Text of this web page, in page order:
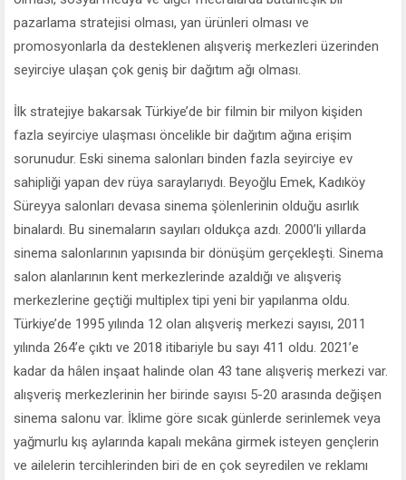
pazarlama stratejisi olması, yan ürünleri olması ve
promosyonlarla da desteklenen alışveriş merkezleri üzerinden
seyirciye ulaşan çok geniş bir dağıtım ağı olması.
İlk stratejiye bakarsak Türkiye’de bir filmin bir milyon kişiden
fazla seyirciye ulaşması öncelikle bir dağıtım ağına erişim
sorunudur. Eski sinema salonları binden fazla seyirciye ev
sahipliği yapan dev rüya saraylarıydı. Beyoğlu Emek, Kadıköy
Süreyya salonları devasa sinema şölenlerinin olduğu asırlık
binalardı. Bu sinemaların sayıları oldukça azdı. 2000’li yıllarda
sinema salonlarının yapısında bir dönüşüm gerçekleşti. Sinema
salon alanlarının kent merkezlerinde azaldığı ve alışveriş
merkezlerine geçtiği multiplex tipi yeni bir yapılanma oldu.
Türkiye’de 1995 yılında 12 olan alışveriş merkezi sayısı, 2011
yılında 264’e çıktı ve 2018 itibariyle bu sayı 411 oldu. 2021’e
kadar da hâlen inşaat halinde olan 43 tane alışveriş merkezi var.
alışveriş merkezlerinin her birinde sayısı 5-20 arasında değişen
sinema salonu var. İklime göre sıcak günlerde serinlemek veya
yağmurlu kış aylarında kapalı mekâna girmek isteyen gençlerin
ve ailelerin tercihlerinden biri de en çok seyredilen ve reklamı